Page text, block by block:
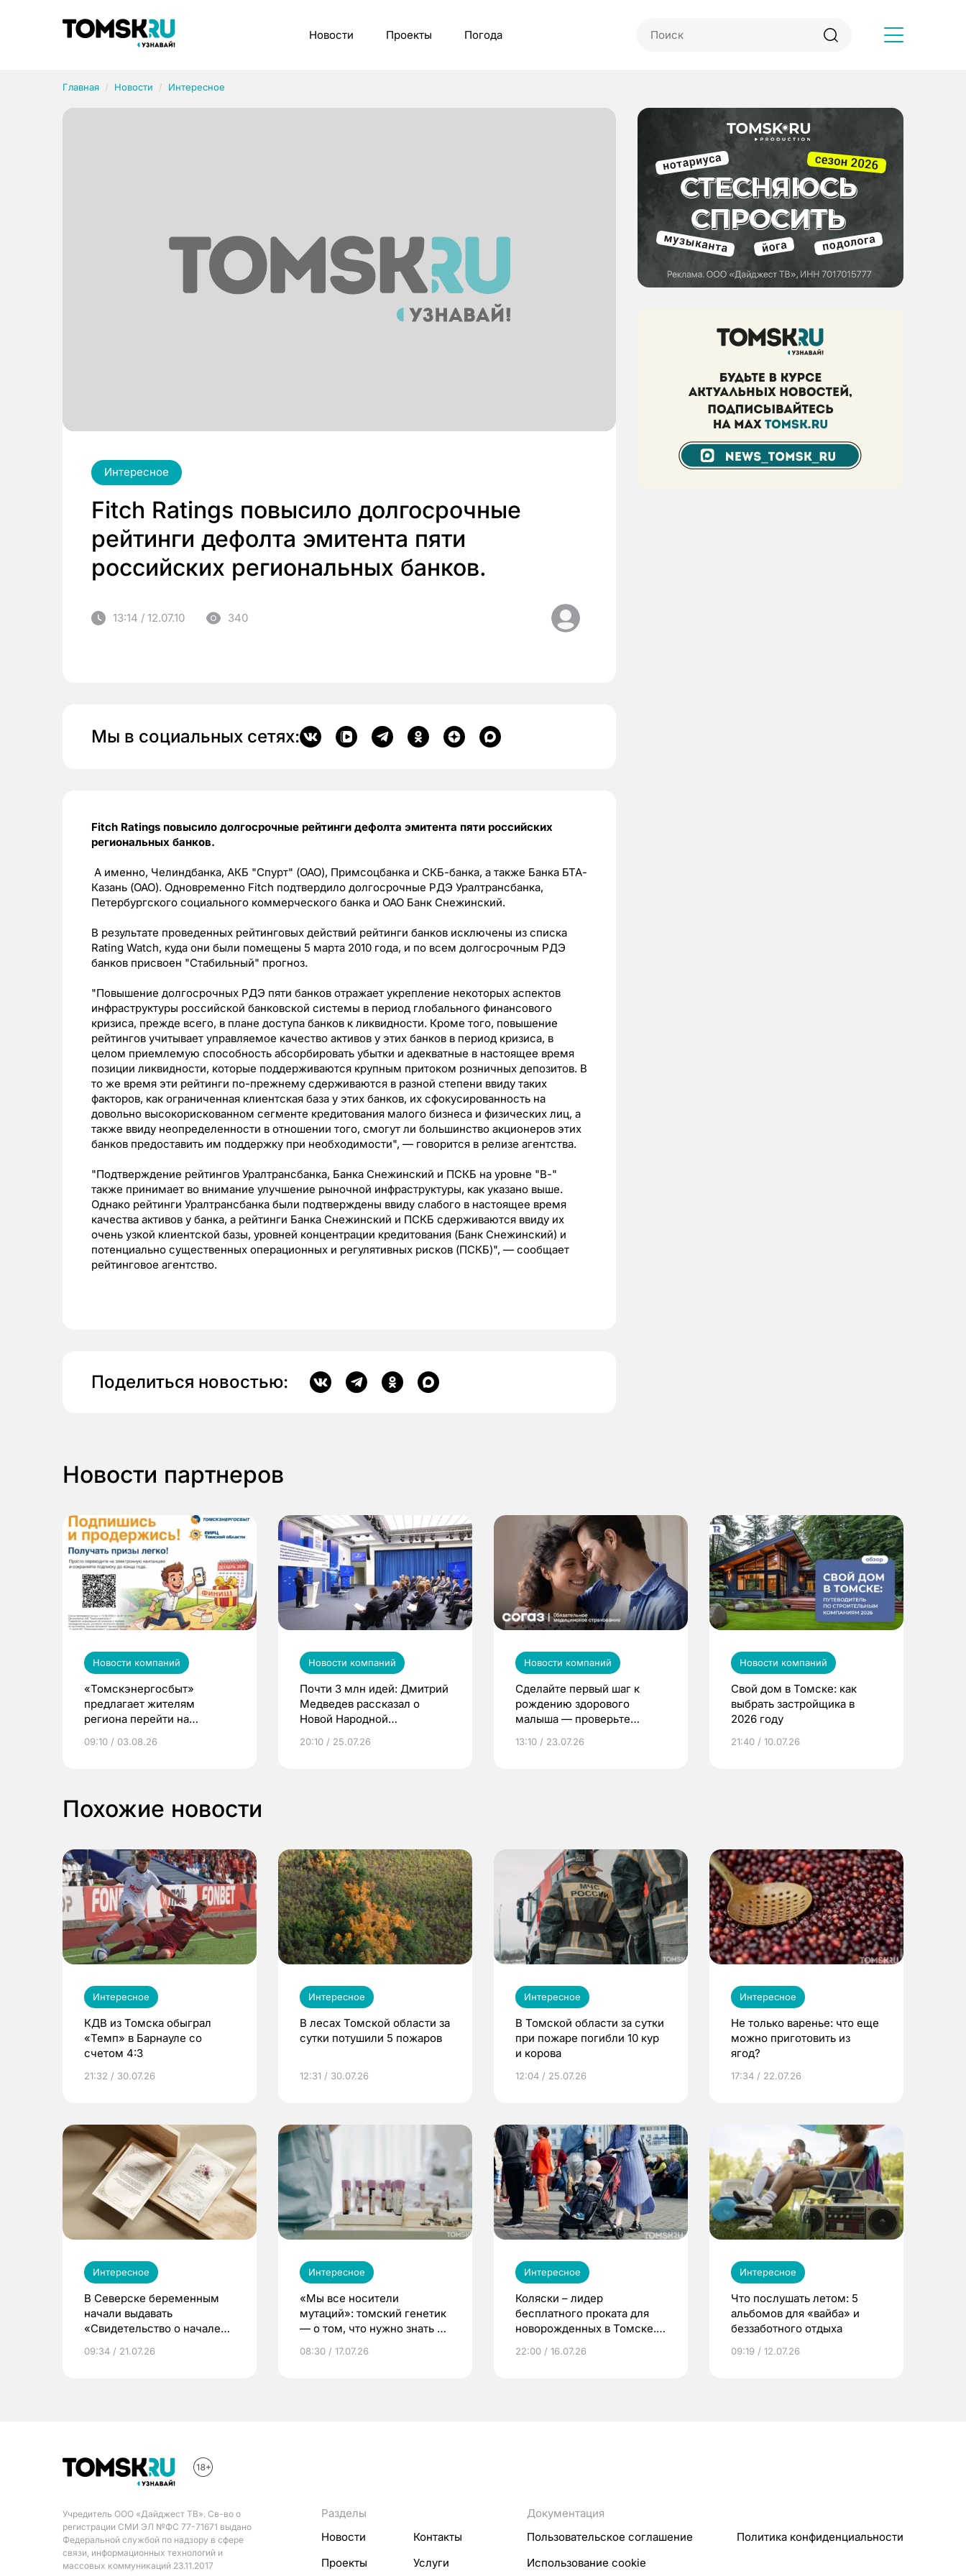
Новости Проекты Погода
Главная Новости Интересное
Интересное
Fitch Ratings повысило долгосрочные
рейтинги дефолта эмитента пяти
российских региональных банков.
13:14 / 12.07.10 340
Мы в социальных сетях:
Fitch Ratings повысило долгосрочные рейтинги дефолта эмитента пяти российских
региональных банков.
А именно, Челиндбанка, АКБ "Спурт" (ОАО), Примсоцбанка и СКБ-банка, а также Банка БТА-
Казань (ОАО). Одновременно Fitch подтвердило долгосрочные РДЭ Уралтрансбанка,
Петербургского социального коммерческого банка и ОАО Банк Снежинский.
В результате проведенных рейтинговых действий рейтинги банков исключены из списка
Rating Watch, куда они были помещены 5 марта 2010 года, и по всем долгосрочным РДЭ
банков присвоен "Стабильный" прогноз.
"Повышение долгосрочных РДЭ пяти банков отражает укрепление некоторых аспектов
инфраструктуры российской банковской системы в период глобального финансового
кризиса, прежде всего, в плане доступа банков к ликвидности. Кроме того, повышение
рейтингов учитывает управляемое качество активов у этих банков в период кризиса, в
целом приемлемую способность абсорбировать убытки и адекватные в настоящее время
позиции ликвидности, которые поддерживаются крупным притоком розничных депозитов. В
то же время эти рейтинги по-прежнему сдерживаются в разной степени ввиду таких
факторов, как ограниченная клиентская база у этих банков, их сфокусированность на
довольно высокорискованном сегменте кредитования малого бизнеса и физических лиц, а
также ввиду неопределенности в отношении того, смогут ли большинство акционеров этих
банков предоставить им поддержку при необходимости", — говорится в релизе агентства.
"Подтверждение рейтингов Уралтрансбанка, Банка Снежинский и ПСКБ на уровне "В-"
также принимает во внимание улучшение рыночной инфраструктуры, как указано выше.
Однако рейтинги Уралтрансбанка были подтверждены ввиду слабого в настоящее время
качества активов у банка, а рейтинги Банка Снежинский и ПСКБ сдерживаются ввиду их
очень узкой клиентской базы, уровней концентрации кредитования (Банк Снежинский) и
потенциально существенных операционных и регулятивных рисков (ПСКБ)", — сообщает
рейтинговое агентство.
Поделиться новостью:
Новости партнеров
Новости компаний
«Томскэнергосбыт»
предлагает жителям
региона перейти на
выиграть призы
09:10 / 03.08.26
Новости компаний
Почти 3 млн идей: Дмитрий
Медведев рассказал о
Новой Народной
20:10 / 25.07.26
Новости компаний
Сделайте первый шаг к
рождению здорового
малыша — проверьте
по ОМС!
13:10 / 23.07.26
Новости компаний
Свой дом в Томске: как
выбрать застройщика в
2026 году
21:40 / 10.07.26
Похожие новости
Интересное
КДВ из Томска обыграл
«Темп» в Барнауле со
счетом 4:3
21:32 / 30.07.26
Интересное
В лесах Томской области за
сутки потушили 5 пожаров
12:31 / 30.07.26
Интересное
В Томской области за сутки
при пожаре погибли 10 кур
и корова
12:04 / 25.07.26
Интересное
Не только варенье: что еще
можно приготовить из
ягод?
17:34 / 22.07.26
Интересное
В Северске беременным
начали выдавать
«Свидетельство о начале
09:34 / 21.07.26
Интересное
«Мы все носители
мутаций»: томский генетик
— о том, что нужно знать до
08:30 / 17.07.26
Интересное
Коляски – лидер
бесплатного проката для
новорожденных в Томске.
22:00 / 16.07.26
Интересное
Что послушать летом: 5
альбомов для «вайба» и
беззаботного отдыха
09:19 / 12.07.26
Учредитель ООО «Дайджест ТВ». Св-во о
регистрации СМИ ЭЛ №ФС 77-71671 выдано
Федеральной службой по надзору в сфере
связи, информационных технологий и
массовых коммуникаций 23.11.2017
Разделы
Новости
Контакты
Проекты
Услуги
Документация
Пользовательское соглашение
Политика конфиденциальности
Использование cookie
Рубрики